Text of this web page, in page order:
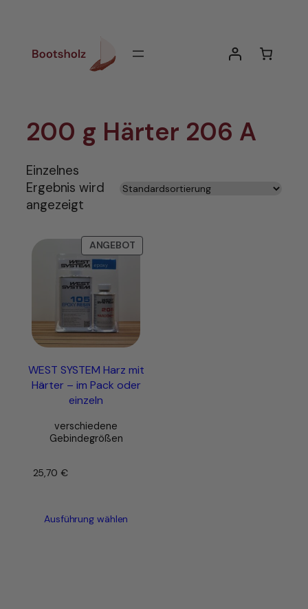
200 g Härter 206 A
Einzelnes
Ergebnis wird
angezeigt
ANGEBOTPRODUKT
IM
WEST SYSTEM Harz mit
Härter – im Pack oder
einzeln
verschiedene
Gebindegrößen
25,70 €
Ausführung wählen